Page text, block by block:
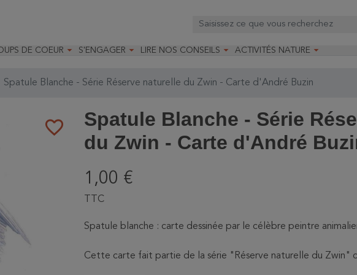
DE COEUR  S'ENGAGER 
Faire un legs
LIRE NOS CONSEILS 
Installer un abreuvoir
ACTIVITÉS NATURE 
Formations longues
Spatule Blanche - Série Réserve naturelle du Zwin - Carte d'André Buzin
favorite_border
Spatule Blanche - Série
du Zwin - Carte d'André
1,00 €
TTC
Spatule blanche : carte dessinée par le célèbre peintre
Cette carte fait partie de la série "Réserve naturelle du Zwin"